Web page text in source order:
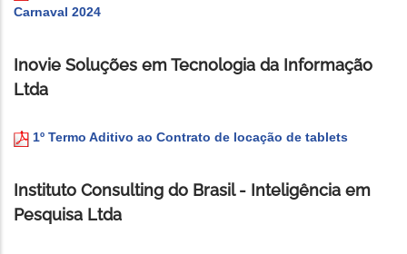
Carnaval 2024
Inovie Soluções em Tecnologia da Informação
Ltda
1º Termo Aditivo ao Contrato de locação de tablets
Instituto Consulting do Brasil - Inteligência em
Pesquisa Ltda